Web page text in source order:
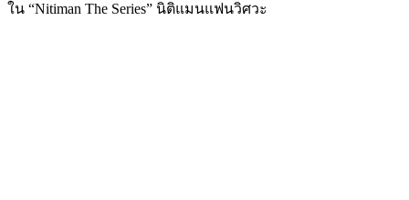
ใน “Nitiman The Series” นิติแมนแฟนวิศวะ